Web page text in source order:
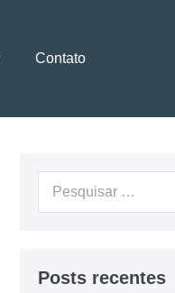
Contato
Posts recentes